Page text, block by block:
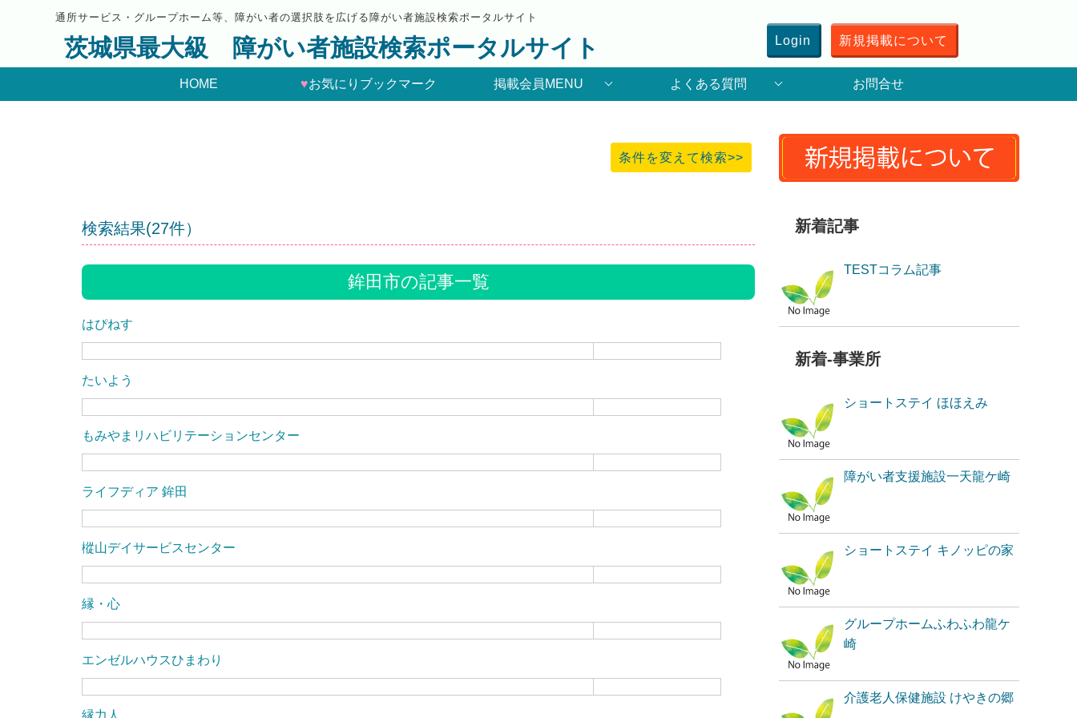
通所サービス・グループホーム等、障がい者の選択肢を広げる障がい者施設検索ポータルサイト
茨城県最大級 障がい者施設検索ポータルサイト Login 新規掲載について
HOME ♥お気にりブックマーク 掲載会員MENU よくある質問 お問合せ
条件を変えて検索>>
検索結果(27件）
鉾田市の記事一覧
はぴねす
たいよう
もみやまリハビリテーションセンター
ライフディア 鉾田
樅山デイサービスセンター
縁・心
エンゼルハウスひまわり
新着記事
TESTコラム記事
新着-事業所
ショートステイ ほほえみ
障がい者支援施設一天龍ケ崎
ショートステイ キノッピの家
グループホームふわふわ龍ケ
崎
介護老人保健施設 けやきの郷